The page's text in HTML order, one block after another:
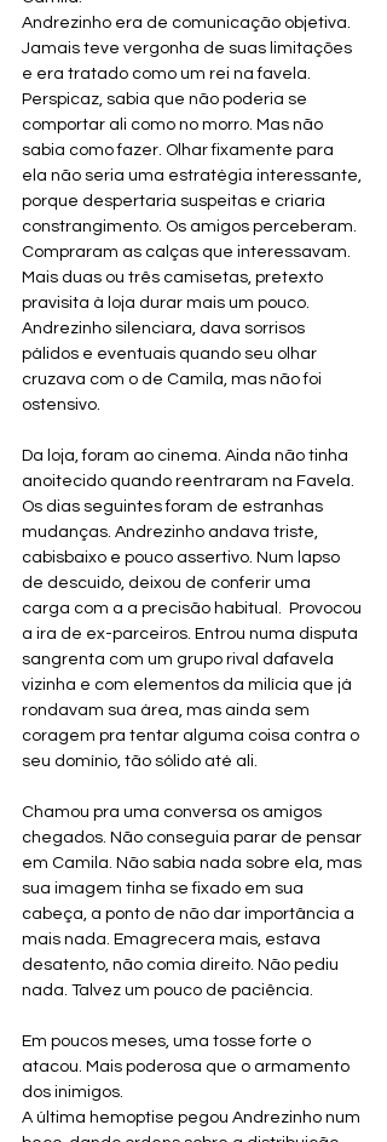
Andrezinho era de comunicação objetiva.
Jamais teve vergonha de suas limitações
e era tratado como um rei na favela.
Perspicaz, sabia que não poderia se
comportar ali como no morro. Mas não
sabia como fazer. Olhar fixamente para
ela não seria uma estratégia interessante,
porque despertaria suspeitas e criaria
constrangimento. Os amigos perceberam.
Compraram as calças que interessavam.
Mais duas ou três camisetas, pretexto
pravisita à loja durar mais um pouco.
Andrezinho silenciara, dava sorrisos
pálidos e eventuais quando seu olhar
cruzava com o de Camila, mas não foi
ostensivo.
Da loja, foram ao cinema. Ainda não tinha
anoitecido quando reentraram na Favela.
Os dias seguintes foram de estranhas
mudanças. Andrezinho andava triste,
cabisbaixo e pouco assertivo. Num lapso
de descuido, deixou de conferir uma
carga com a a precisão habitual.  Provocou
a ira de ex-parceiros. Entrou numa disputa
sangrenta com um grupo rival dafavela
vizinha e com elementos da milícia que já
rondavam sua área, mas ainda sem
coragem pra tentar alguma coisa contra o
seu domínio, tão sólido até ali.
Chamou pra uma conversa os amigos
chegados. Não conseguia parar de pensar
em Camila. Não sabia nada sobre ela, mas
sua imagem tinha se fixado em sua
cabeça, a ponto de não dar importância a
mais nada. Emagrecera mais, estava
desatento, não comia direito. Não pediu
nada. Talvez um pouco de paciência.
Em poucos meses, uma tosse forte o
atacou. Mais poderosa que o armamento
dos inimigos.
A última hemoptise pegou Andrezinho num